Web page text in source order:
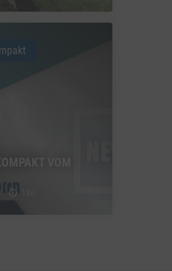
VOM